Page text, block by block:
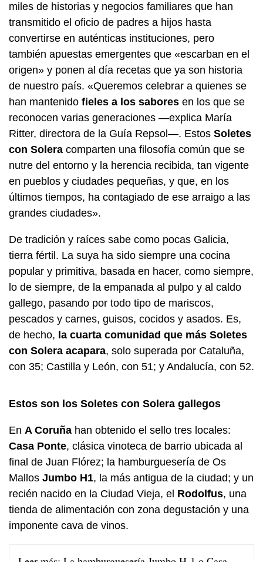
miles de historias y negocios familiares que han
transmitido el oficio de padres a hijos hasta
convertirse en auténticas instituciones, pero
también apuestas emergentes que «escarban en el
origen» y ponen al día recetas que ya son historia
de nuestro país. «Queremos celebrar a quienes se
han mantenido fieles a los sabores en los que se
reconocen varias generaciones —explica María
Ritter, directora de la Guía Repsol—. Estos Soletes
con Solera comparten una filosofía común que se
nutre del entorno y la herencia recibida, tan vigente
en pueblos y ciudades pequeñas, y que, en los
últimos tiempos, ha contagiado de ese arraigo a las
grandes ciudades».
De tradición y raíces sabe como pocas Galicia,
tierra fértil. La suya ha sido siempre una cocina
popular y primitiva, basada en hacer, como siempre,
lo de siempre, de la empanada al pulpo y al caldo
gallego, pasando por todo tipo de mariscos,
pescados y carnes, guisos, cocidos y asados. Es,
de hecho, la cuarta comunidad que más Soletes
con Solera acapara, solo superada por Cataluña,
con 35; Castilla y León, con 51; y Andalucía, con 52.
Estos son los Soletes con Solera gallegos
En A Coruña han obtenido el sello tres locales:
Casa Ponte, clásica vinoteca de barrio ubicada al
final de Juan Flórez; la hamburguesería de Os
Mallos Jumbo H1, la más antigua de la ciudad; y un
recién nacido en la Ciudad Vieja, el Rodolfus, una
tienda de alimentación con zona degustación y una
imponente cava de vinos.